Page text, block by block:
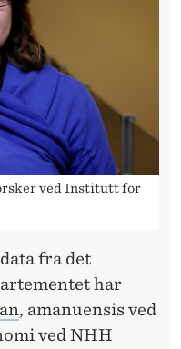
ved Institutt for
fra det
har
, amanuensis ved
ved NHH